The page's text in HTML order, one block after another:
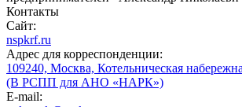
Контакты
Сайт:
nspkrf.ru
Адрес для корреспонденции:
109240, Москва, Котельническая
(В РСПП для АНО «НАРК»)
E-mail: